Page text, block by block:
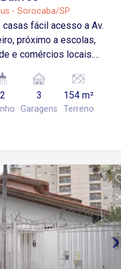
- Sorocaba/SP
fácil acesso a Av.
próximo a escolas,
e comércios locais.
cozinha com
social com blindex e
de serviço, quintal, área
gabinete, box acrílico e
de Serviço coberta, 1
Imóvel em piso frio.
2 3
Garagens
154 m²
Terreno